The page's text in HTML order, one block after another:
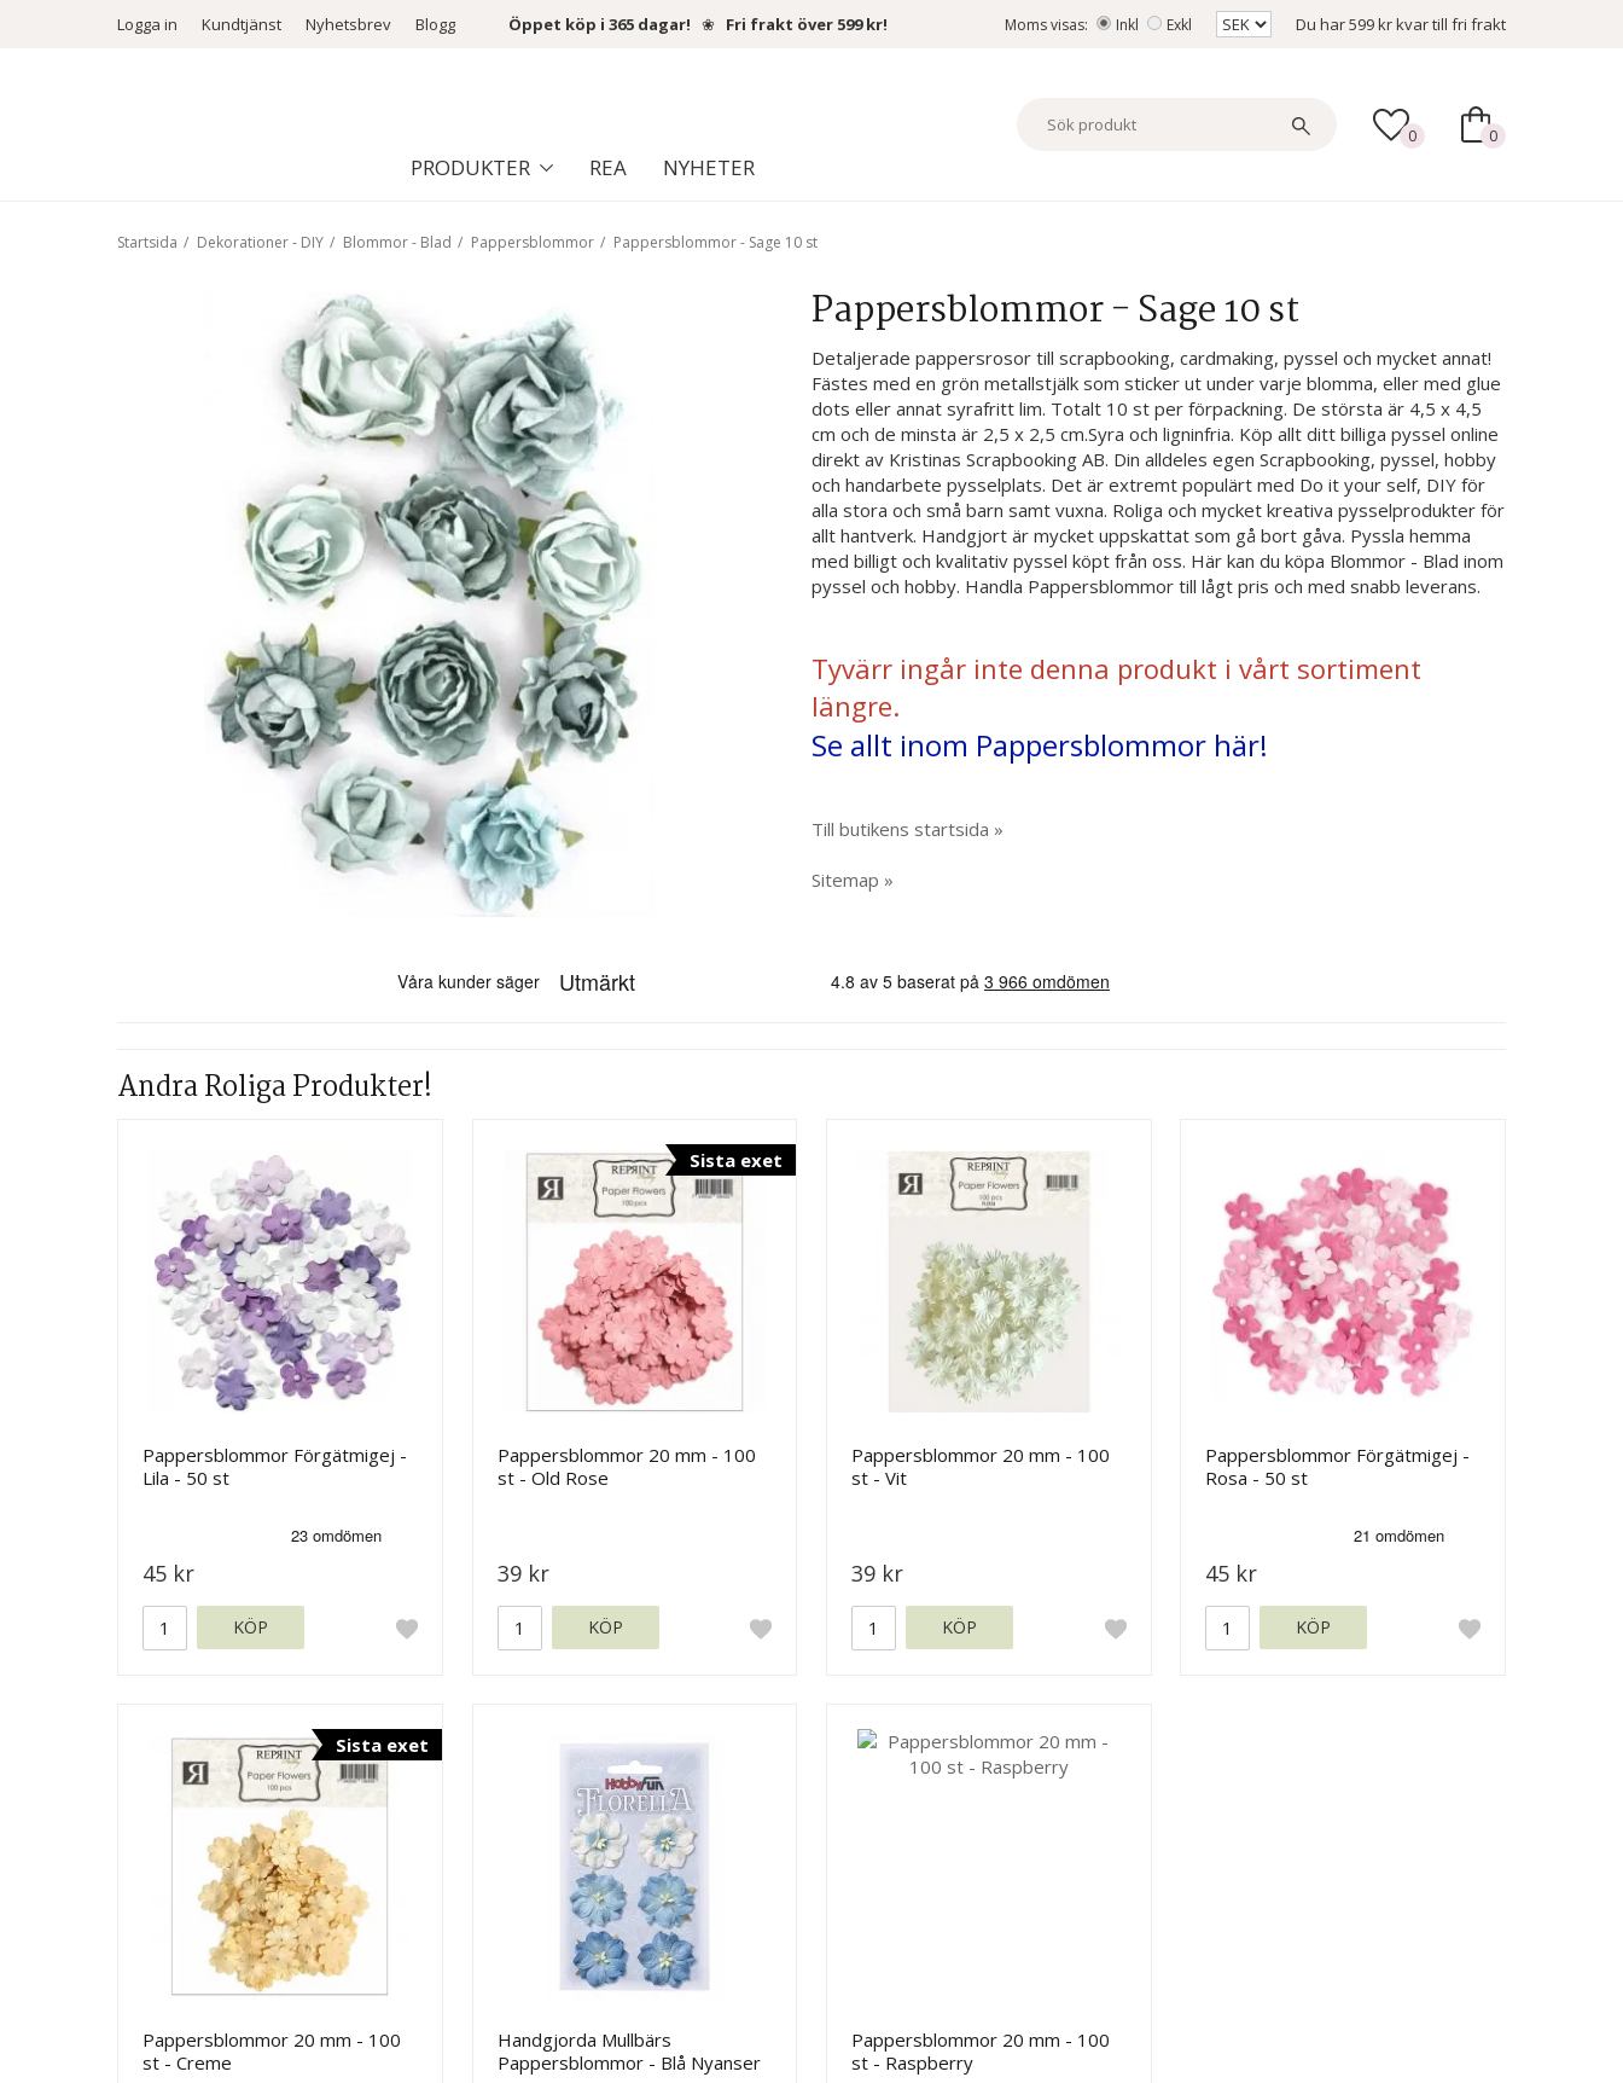
Logga in Kundtjänst Nyhetsbrev Blogg Öppet köp i 365 dagar! ❀ Fri frakt över 599 kr! Moms visas: Inkl Exkl Du har599 krkvar till fri frakt
PRODUKTER REA NYHETER
0 0
Startsida / Dekorationer - DIY / Blommor - Blad / Pappersblommor / Pappersblommor - Sage 10 st
Pappersblommor - Sage 10 st
Detaljerade pappersrosor till scrapbooking, cardmaking, pyssel och mycket annat!
Fästes med en grön metallstjälk som sticker ut under varje blomma, eller med glue
dots eller annat syrafritt lim. Totalt 10 st per förpackning. De största är 4,5 x 4,5
cm och de minsta är 2,5 x 2,5 cm.Syra och ligninfria. Köp allt ditt billiga pyssel online
direkt av Kristinas Scrapbooking AB. Din alldeles egen Scrapbooking, pyssel, hobby
och handarbete pysselplats. Det är extremt populärt med Do it your self, DIY för
alla stora och små barn samt vuxna. Roliga och mycket kreativa pysselprodukter för
allt hantverk. Handgjort är mycket uppskattat som gå bort gåva. Pyssla hemma
med billigt och kvalitativ pyssel köpt från oss. Här kan du köpa Blommor - Blad inom
pyssel och hobby. Handla Pappersblommor till lågt pris och med snabb leverans.
Tyvärr ingår inte denna produkt i vårt sortiment
längre.
Se allt inom Pappersblommor här!
Till butikens startsida »
Sitemap »
Andra Roliga Produkter!
Pappersblommor Förgätmigej -
Lila - 50 st
45 kr
KÖP
Sista exet
Pappersblommor 20 mm - 100
st - Old Rose
39 kr
KÖP
Pappersblommor 20 mm - 100
st - Vit
39 kr
KÖP
Pappersblommor Förgätmigej -
Rosa - 50 st
45 kr
KÖP
Sista exet
Pappersblommor 20 mm - 100
st - Creme
Handgjorda Mullbärs
Pappersblommor - Blå Nyanser
Pappersblommor 20 mm - 100
st - Raspberry